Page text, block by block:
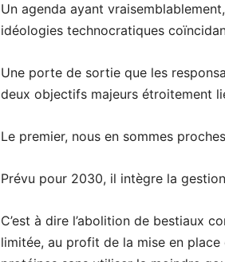
Un agenda ayant
idéologies technocratiques
Une porte de sortie que les
deux objectifs majeurs étroitement
Le premier, nous en sommes
Prévu pour 2030, il intègre la
C’est à dire l’abolition de bestiaux
limitée, au profit de la mise en